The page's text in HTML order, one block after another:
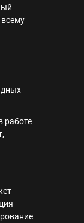
работе